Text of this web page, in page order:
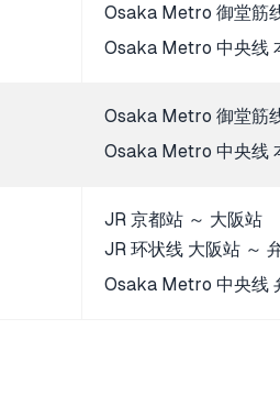
Osaka Metro 御堂筋
Osaka Metro 中央线
Osaka Metro 御堂筋
Osaka Metro 中央线
JR 京都站 ～ 大阪站
JR 环状线 大阪站 ～
Osaka Metro 中央线